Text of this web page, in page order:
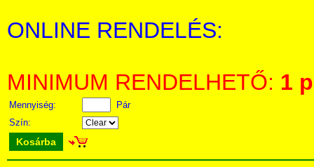
ONLINE RENDELÉS:
MINIMUM RENDELHETŐ: 1
Mennyiség:
Pár
Szín:
Kosárba